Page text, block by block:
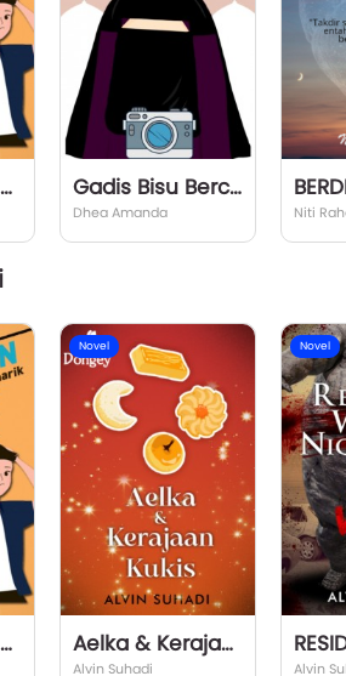
MAGNET S & MAGNET N Gadis Bisu Bercadar
Dhea Amanda Niti
MAGNET S & MAGNET N
Novel
Aelka & Kerajaan Kukis
Alvin Suhadi
Novel
Alvin